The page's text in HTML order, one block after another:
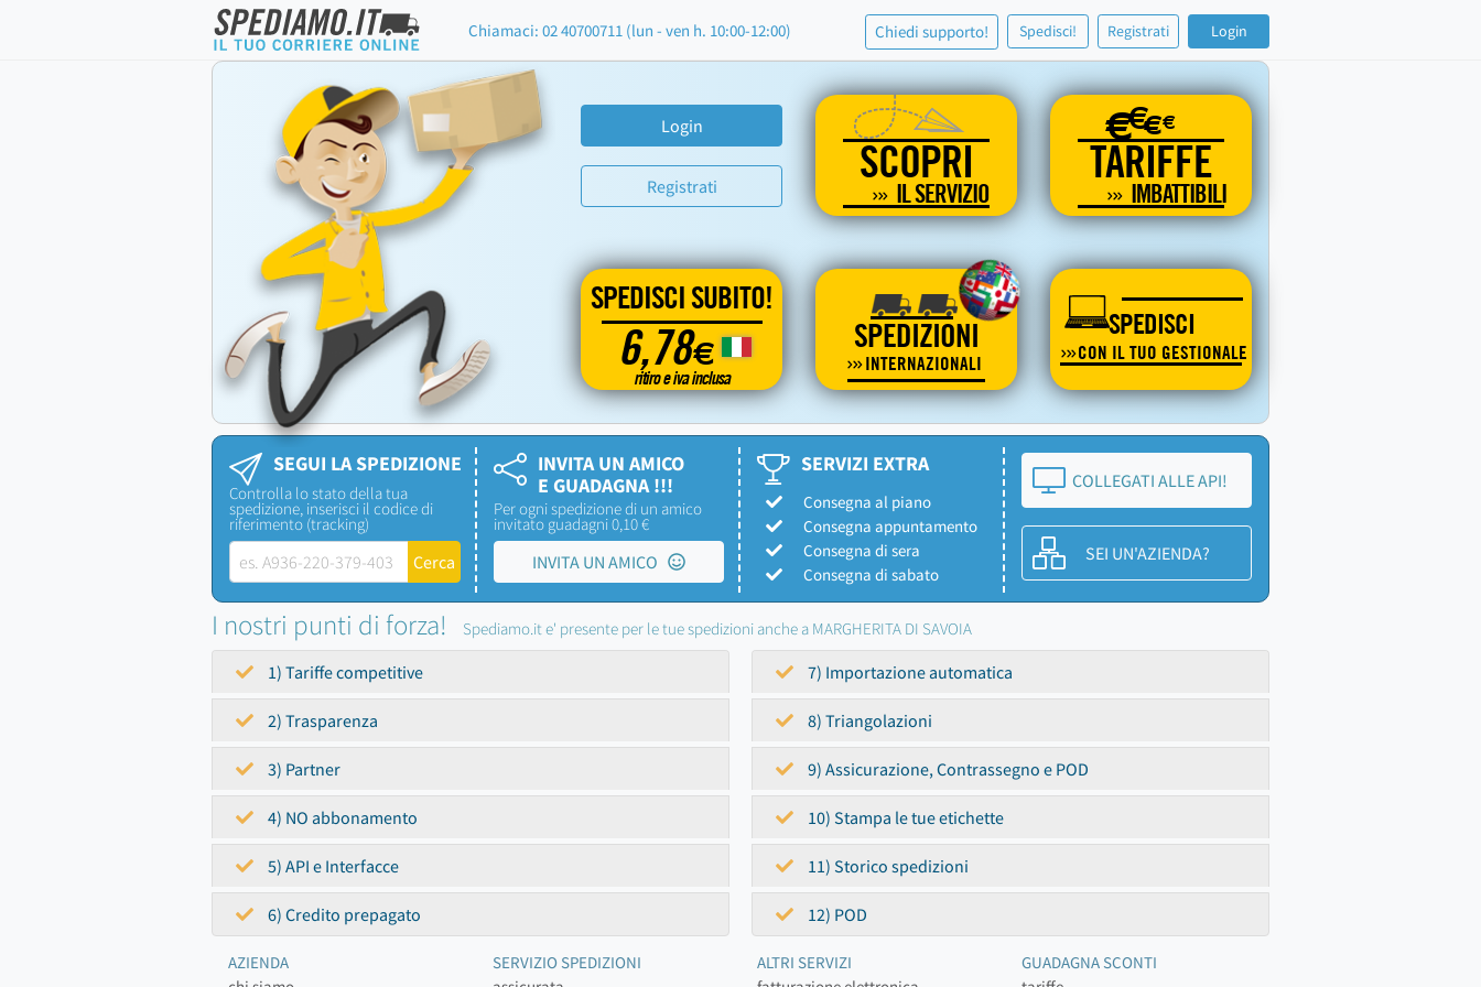
Chiamaci: 02 40700711 (lun - ven h. 10:00-12:00) Chiedi supporto! Spedisci! Registrati Login
Login
Registrati SCOPRI
IL SERVIZIO
€€€€
TARIFFE
IMBATTIBILI
SPEDISCI SUBITO!
6,78€
ritiro e iva inclusa
SPEDIZIONI
INTERNAZIONALI
SPEDISCI
CON IL TUO GESTIONALE
SEGUI LA SPEDIZIONE
Controlla lo stato della tua
spedizione, inserisci il codice di
riferimento (tracking)
INVITA UN AMICO
E GUADAGNA !!!
Per ogni spedizione di un amico
invitato guadagni 0,10 €
INVITA UN AMICO
SERVIZI EXTRA
Consegna al piano
Consegna appuntamento
Consegna di sera
Consegna di sabato
COLLEGATI ALLE API!
SEI UN'AZIENDA?
I nostri punti di forza! Spediamo.it e' presente per le tue spedizioni anche a MARGHERITA DI SAVOIA
1) Tariffe competitive
2) Trasparenza
3) Partner
4) NO abbonamento
5) API e Interfacce
6) Credito prepagato
7) Importazione automatica
8) Triangolazioni
9) Assicurazione, Contrassegno e POD
10) Stampa le tue etichette
11) Storico spedizioni
12) POD
AZIENDA
SERVIZIO SPEDIZIONI
ALTRI SERVIZI
GUADAGNA SCONTI